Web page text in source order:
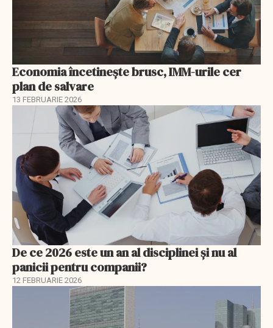
Economia încetinește brusc, IMM-urile cer
plan de salvare
13 FEBRUARIE 2026
De ce 2026 este un an al disciplinei și nu al
panicii pentru companii?
12 FEBRUARIE 2026